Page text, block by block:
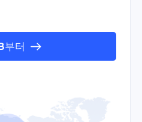
터